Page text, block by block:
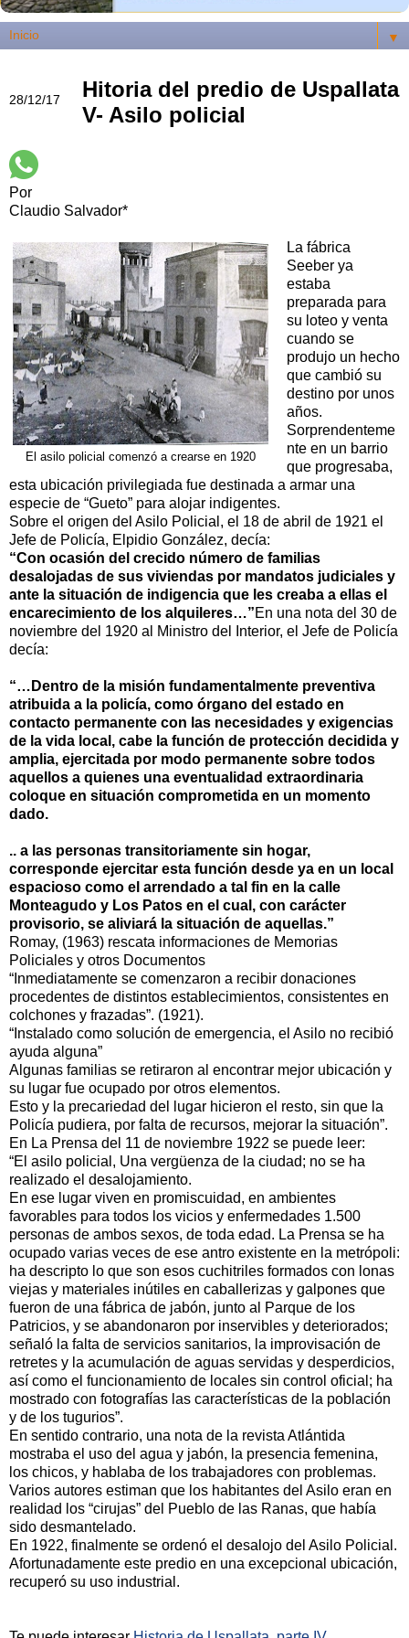
▼
28/12/17
Hitoria del predio de Uspallata
V- Asilo policial
Por
Claudio Salvador*
El asilo policial comenzó a crearse en 1920
La fábrica
Seeber ya
estaba
preparada para
su loteo y venta
cuando se
produjo un hecho
que cambió su
destino por unos
años.
Sorprendenteme
nte en un barrio
que progresaba,
esta ubicación privilegiada fue destinada a armar una
especie de “Gueto” para alojar indigentes.
Sobre el origen del Asilo Policial, el 18 de abril de 1921 el
Jefe de Policía, Elpidio González, decía:
“Con ocasión del crecido número de familias
desalojadas de sus viviendas por mandatos judiciales y
ante la situación de indigencia que les creaba a ellas el
encarecimiento de los alquileres…”En una nota del 30 de
noviembre del 1920 al Ministro del Interior, el Jefe de Policía
decía:
“…Dentro de la misión fundamentalmente preventiva
atribuida a la policía, como órgano del estado en
contacto permanente con las necesidades y exigencias
de la vida local, cabe la función de protección decidida y
amplia, ejercitada por modo permanente sobre todos
aquellos a quienes una eventualidad extraordinaria
coloque en situación comprometida en un momento
dado.
.. a las personas transitoriamente sin hogar,
corresponde ejercitar esta función desde ya en un local
espacioso como el arrendado a tal fin en la calle
Monteagudo y Los Patos en el cual, con carácter
provisorio, se aliviará la situación de aquellas.”
Romay, (1963) rescata informaciones de Memorias
Policiales y otros Documentos
“Inmediatamente se comenzaron a recibir donaciones
procedentes de distintos establecimientos, consistentes en
colchones y frazadas”. (1921).
“Instalado como solución de emergencia, el Asilo no recibió
ayuda alguna”
Algunas familias se retiraron al encontrar mejor ubicación y
su lugar fue ocupado por otros elementos.
Esto y la precariedad del lugar hicieron el resto, sin que la
Policía pudiera, por falta de recursos, mejorar la situación”.
En La Prensa del 11 de noviembre 1922 se puede leer:
“El asilo policial, Una vergüenza de la ciudad; no se ha
realizado el desalojamiento.
En ese lugar viven en promiscuidad, en ambientes
favorables para todos los vicios y enfermedades 1.500
personas de ambos sexos, de toda edad. La Prensa se ha
ocupado varias veces de ese antro existente en la metrópoli:
ha descripto lo que son esos cuchitriles formados con lonas
viejas y materiales inútiles en caballerizas y galpones que
fueron de una fábrica de jabón, junto al Parque de los
Patricios, y se abandonaron por inservibles y deteriorados;
señaló la falta de servicios sanitarios, la improvisación de
retretes y la acumulación de aguas servidas y desperdicios,
así como el funcionamiento de locales sin control oficial; ha
mostrado con fotografías las características de la población
y de los tugurios”.
En sentido contrario, una nota de la revista Atlántida
mostraba el uso del agua y jabón, la presencia femenina,
los chicos, y hablaba de los trabajadores con problemas.
Varios autores estiman que los habitantes del Asilo eran en
realidad los “cirujas” del Pueblo de las Ranas, que había
sido desmantelado.
En 1922, finalmente se ordenó el desalojo del Asilo Policial.
Afortunadamente este predio en una excepcional ubicación,
recuperó su uso industrial.